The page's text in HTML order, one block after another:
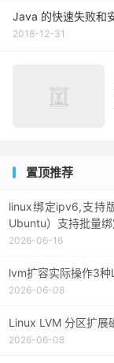
Java 的快速失败和
2018-12-31
置顶推荐
linux绑定ipv6,支持
Ubuntu）支持批量绑
2026-06-16
lvm扩容实际操作3种
2026-06-08
Linux LVM 分区扩展
2026-06-08